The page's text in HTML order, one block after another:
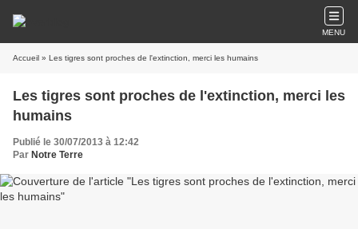
MENU
Accueil » Les tigres sont proches de l'extinction, merci les humains
Les tigres sont proches de l'extinction, merci les
humains
Publié le 30/07/2013 à 12:42
Par Notre Terre